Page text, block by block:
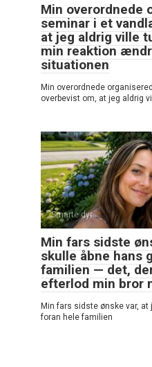
Min overordnede
seminar i et
at jeg aldrig ville
min reaktion
situationen
Min overordnede
overbevist om, at jeg aldrig
Smarte dyr
Min fars sidste
skulle åbne hans
familien — det,
efterlod min bror
Min fars sidste ønske var,
foran hele familien